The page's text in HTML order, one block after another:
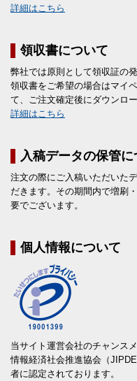
詳細はこちら
領収書について
弊社では原則として領収証の
領収書をご希望の場合はマイ
て、ご注文確定後にダウンロ
詳細はこちら
入稿データの保管に
注文の際にご入稿いただいた
だきます。その期間内で増刷
要でございます。
個人情報について
当サイト運営会社のチャンス
情報経済社会推進協会（
者に認定されております。